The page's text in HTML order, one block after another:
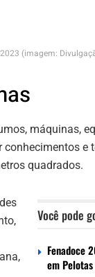
(imagem:
máquinas,
e
quadrados.
Você pode
Fenadoce
em